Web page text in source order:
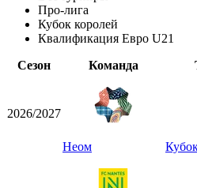
Про-лига
Кубок королей
Квалификация Евро U21
Сезон
Команда
2026/2027
Неом